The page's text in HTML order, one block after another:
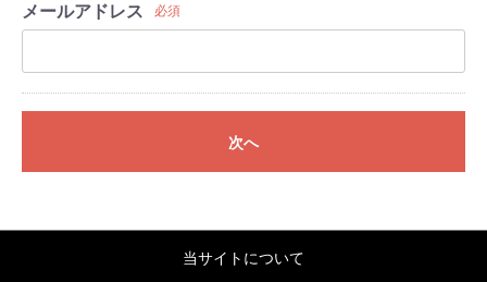
メールアドレス 必須
次へ
当サイトについて